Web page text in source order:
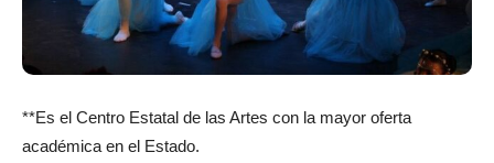
**Es el Centro Estatal de las Artes con la mayor oferta
académica en el Estado.